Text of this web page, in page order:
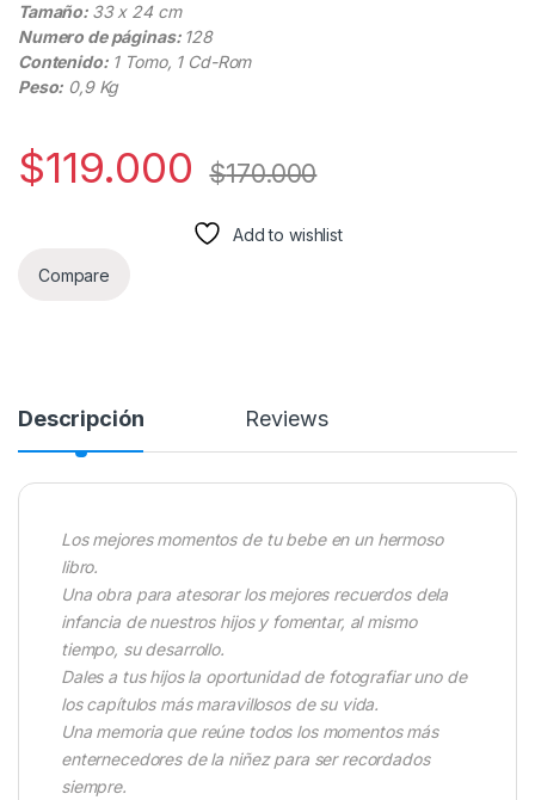
Tamaño: 33 x 24 cm
Numero de páginas: 128
Contenido:1 Tomo, 1 Cd-Rom
Peso: 0,9 Kg
$119.000 $170.000
Add to wishlist
Compare
Descripción Reviews
Los mejores momentos de tu bebe en un hermoso
libro.
Una obra para atesorar los mejores recuerdos dela
infancia de nuestros hijos y fomentar, al mismo
tiempo, su desarrollo.
Dales a tus hijos la oportunidad de fotografiar uno de
los capítulos más maravillosos de su vida.
Una memoria que reúne todos los momentos más
enternecedores de la niñez para ser recordados
siempre.